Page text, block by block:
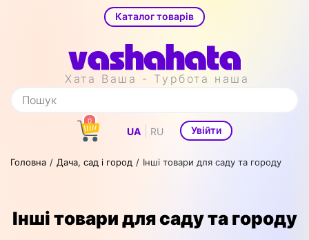
Каталог товарів
Хата Ваша - Турбота наша
0
UA RU Увійти
Головна Дача, сад і город Інші товари для саду та городу
Інші товари для саду та городу